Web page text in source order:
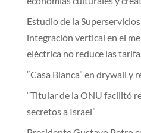
Estudio de la
integración vertical en el
eléctrica no reduce las
“Casa Blanca” en drywall y
“Titular de la ONU facilitó
secretos a Israel”